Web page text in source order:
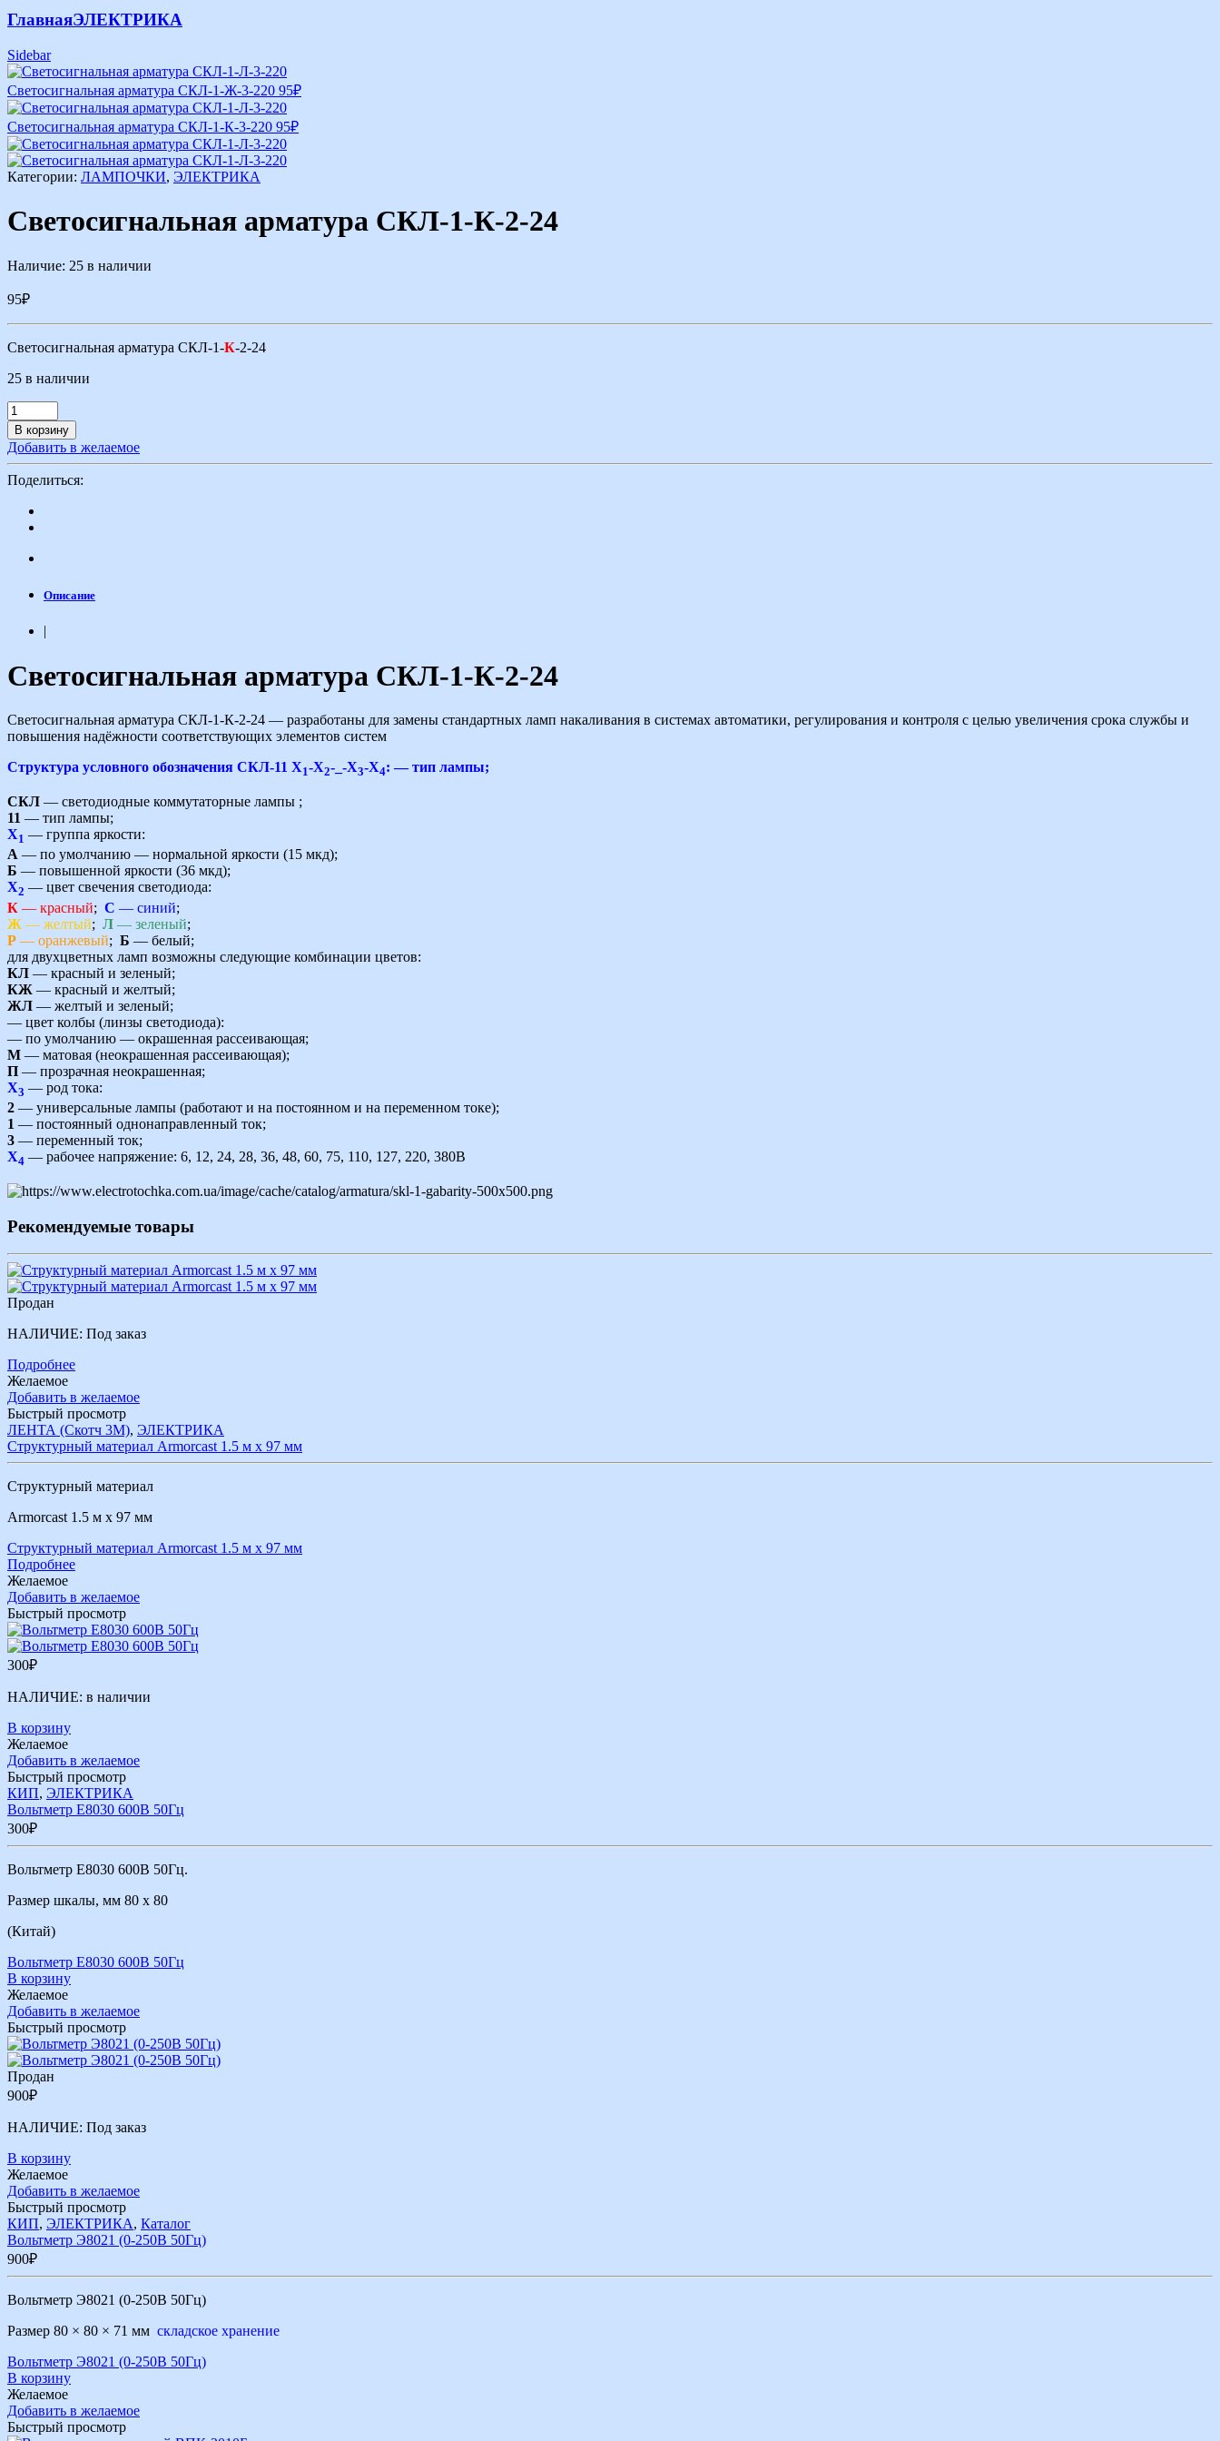
ГлавнаяЭЛЕКТРИКА
Sidebar
Светосигнальная арматура СКЛ-1-Ж-3-220 95₽
Светосигнальная арматура СКЛ-1-К-3-220 95₽
Категории: ЛАМПОЧКИ, ЭЛЕКТРИКА
Светосигнальная арматура СКЛ-1-К-2-24
Наличие: 25 в наличии
95₽
Светосигнальная арматура СКЛ-1-К-2-24
25 в наличии
В корзину
Добавить в желаемое
Поделиться:
Описание
|
Светосигнальная арматура СКЛ-1-К-2-24
Светосигнальная арматура СКЛ-1-К-2-24 — разработаны для замены стандартных ламп накаливания в системах автоматики, регулирования и контроля с целью увеличения срока службы и
повышения надёжности соответствующих элементов систем
Структура условного обозначения СКЛ-11 Х1-Х2-_-Х3-Х4: — тип лампы;
СКЛ — светодиодные коммутаторные лампы ;
11 — тип лампы;
Х1 — группа яркости:
А — по умолчанию — нормальной яркости (15 мкд);
Б — повышенной яркости (36 мкд);
Х2 — цвет свечения светодиода:
К — красный; С — синий;
Ж — желтый; Л — зеленый;
Р — оранжевый; Б — белый;
для двухцветных ламп возможны следующие комбинации цветов:
КЛ — красный и зеленый;
КЖ — красный и желтый;
ЖЛ — желтый и зеленый;
— цвет колбы (линзы светодиода):
— по умолчанию — окрашенная рассеивающая;
М — матовая (неокрашенная рассеивающая);
П — прозрачная неокрашенная;
Х3 — род тока:
2 — универсальные лампы (работают и на постоянном и на переменном токе);
1 — постоянный однонаправленный ток;
3 — переменный ток;
Х4 — рабочее напряжение: 6, 12, 24, 28, 36, 48, 60, 75, 110, 127, 220, 380В
Рекомендуемые товары
Продан
НАЛИЧИЕ: Под заказ
Подробнее
Желаемое
Добавить в желаемое
Быстрый просмотр
ЛЕНТА (Скотч 3М), ЭЛЕКТРИКА
Структурный материал Armorcast 1.5 м х 97 мм
Структурный материал
Armorcast 1.5 м х 97 мм
Структурный материал Armorcast 1.5 м х 97 мм
Подробнее
Желаемое
Добавить в желаемое
Быстрый просмотр
300₽
НАЛИЧИЕ: в наличии
В корзину
Желаемое
Добавить в желаемое
Быстрый просмотр
КИП, ЭЛЕКТРИКА
Вольтметр Е8030 600В 50Гц
300₽
Вольтметр Е8030 600В 50Гц.
Размер шкалы, мм 80 х 80
(Китай)
Вольтметр Е8030 600В 50Гц
В корзину
Желаемое
Добавить в желаемое
Быстрый просмотр
Продан
900₽
НАЛИЧИЕ: Под заказ
В корзину
Желаемое
Добавить в желаемое
Быстрый просмотр
КИП, ЭЛЕКТРИКА, Каталог
Вольтметр Э8021 (0-250В 50Гц)
900₽
Вольтметр Э8021 (0-250В 50Гц)
Размер 80 × 80 × 71 мм складское хранение
Вольтметр Э8021 (0-250В 50Гц)
В корзину
Желаемое
Добавить в желаемое
Быстрый просмотр